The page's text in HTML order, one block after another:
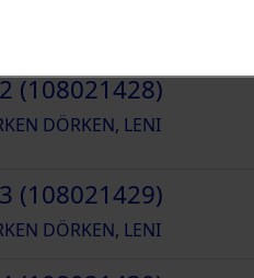
(108021428)
DÖRKEN, LENI
(108021429)
DÖRKEN, LENI